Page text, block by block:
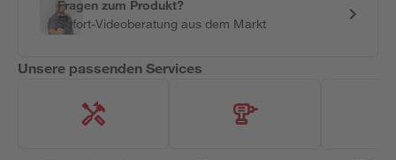
Fragen zum Produkt?
Sofort-Videoberatung aus dem Markt
Unsere passenden Services